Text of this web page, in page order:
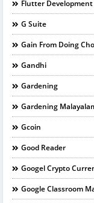
Flutter
G Suite
Gain From Doing
Gandhi
Gardening
Gardening
Gcoin
Good Reader
Googel Crypto
Google Classroom